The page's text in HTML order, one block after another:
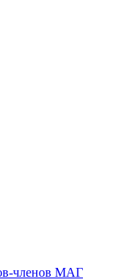
членов МАГ